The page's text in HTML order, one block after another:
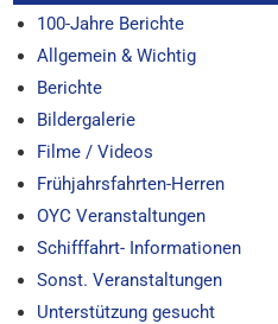
100-Jahre Berichte
Allgemein & Wichtig
Berichte
Bildergalerie
Filme / Videos
Frühjahrsfahrten-Herren
OYC Veranstaltungen
Schifffahrt- Informationen
Sonst. Veranstaltungen
Unterstützung gesucht